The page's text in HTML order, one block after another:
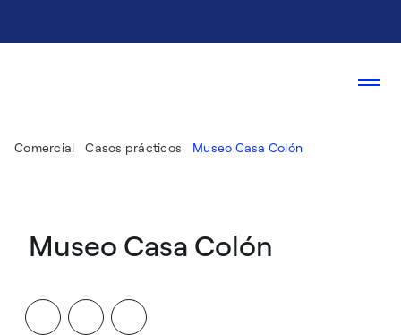
Comercial Casos prácticos Museo Casa Colón
Museo Casa Colón